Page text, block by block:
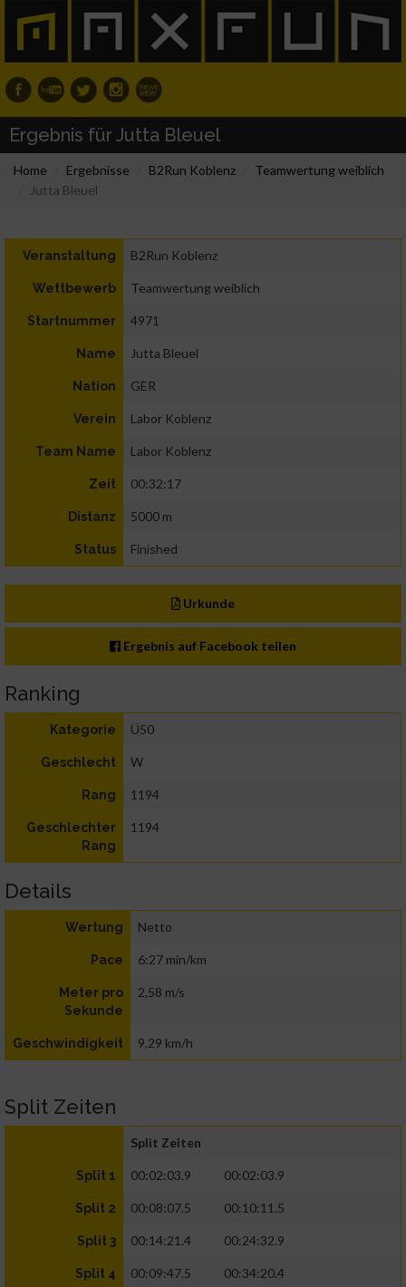
Ergebnis für Jutta Bleuel
Home Ergebnisse B2Run Koblenz
Teamwertung weiblich
Jutta Bleuel
Veranstaltung B2Run Koblenz
Wettbewerb Teamwertung weiblich
Startnummer 4971
Name Jutta Bleuel
Nation GER
Verein Labor Koblenz
Team Name Labor Koblenz
Zeit 00:32:17
Distanz 5000 m
Status Finished
Urkunde
Ergebnis auf Facebook teilen
Ranking
Kategorie Ü50
Geschlecht W
Rang 1194
Geschlechter
Rang
1194
Details
Wertung Netto
Pace 6:27 min/km
Meter pro
Sekunde
2,58 m/s
Geschwindigkeit 9,29 km/h
Split Zeiten
Split Zeiten
Split 1 00:02:03.9 00:02:03.9
Split 2 00:08:07.5 00:10:11.5
Split 3 00:14:21.4 00:24:32.9
Split 4 00:09:47.5 00:34:20.4